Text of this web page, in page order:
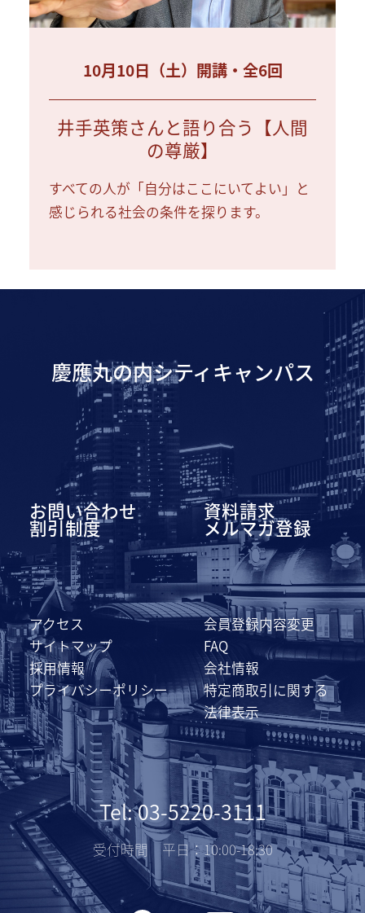
10月10日（土）開講・全6回
井手英策さんと語り合う【人間
の尊厳】
すべての人が「自分はここにいてよい」と
感じられる社会の条件を探ります。
慶應丸の内シティキャンパス
お問い合わせ 資料請求
割引制度 メルマガ登録
アクセス
会員登録内容変更
サイトマップ
FAQ
採用情報
会社情報
プライバシーポリシー
特定商取引に関する
法律表示
Tel: 03-5220-3111
受付時間 平日：10:00-18:30